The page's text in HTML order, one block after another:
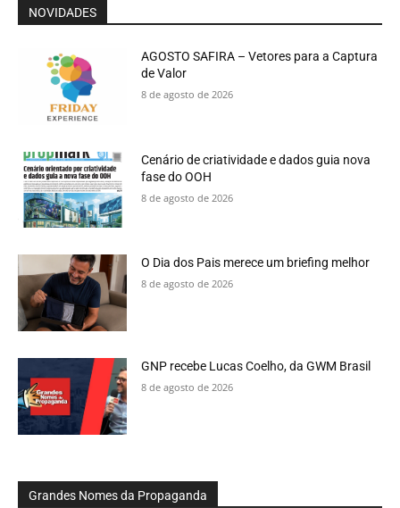
NOVIDADES
AGOSTO SAFIRA – Vetores para a Captura
de Valor
8 de agosto de 2026
Cenário de criatividade e dados guia nova
fase do OOH
8 de agosto de 2026
O Dia dos Pais merece um briefing melhor
8 de agosto de 2026
GNP recebe Lucas Coelho, da GWM Brasil
8 de agosto de 2026
Grandes Nomes da Propaganda